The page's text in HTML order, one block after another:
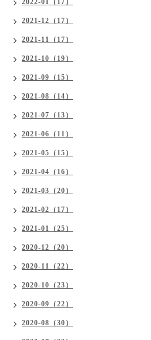
2022-01（17）
2021-12（17）
2021-11（17）
2021-10（19）
2021-09（15）
2021-08（14）
2021-07（13）
2021-06（11）
2021-05（15）
2021-04（16）
2021-03（20）
2021-02（17）
2021-01（25）
2020-12（20）
2020-11（22）
2020-10（23）
2020-09（22）
2020-08（30）